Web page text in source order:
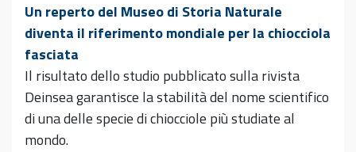
Un reperto del Museo di Storia Naturale
diventa il riferimento mondiale per la chiocciola
fasciata
Il risultato dello studio pubblicato sulla rivista
Deinsea garantisce la stabilità del nome scientifico
di una delle specie di chiocciole più studiate al
mondo.